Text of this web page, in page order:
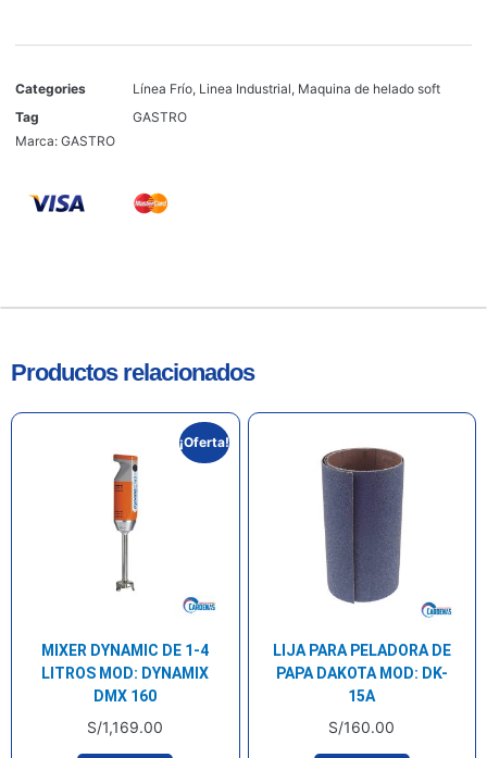
Categories Línea Frío, Linea Industrial, Maquina de helado soft
Tag
GASTRO
Marca: GASTRO
Productos relacionados
¡Oferta!
MIXER DYNAMIC DE 1-4
LITROS MOD: DYNAMIX
DMX 160
S/1,169.00
LIJA PARA PELADORA DE
PAPA DAKOTA MOD: DK-
15A
S/160.00